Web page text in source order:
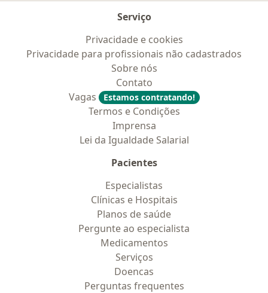
Serviço
Privacidade e cookies
Privacidade para profissionais não cadastrados
Sobre nós
Contato
Vagas
Estamos contratando!
Termos e Condições
Imprensa
Lei da Igualdade Salarial
Pacientes
Especialistas
Clínicas e Hospitais
Planos de saúde
Pergunte ao especialista
Medicamentos
Serviços
Doencas
Perguntas frequentes